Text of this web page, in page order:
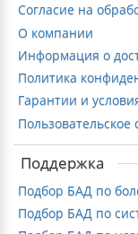
Согласие на
О компании
Информация о
Политика
Гарантии и
Пользовательское
Поддержка
Подбор БАД по
Подбор БАД по